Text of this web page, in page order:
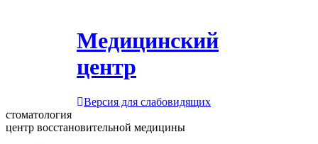
Медицинский
центр
Версия для слабовидящих
стоматология
центр восстановительной медицины